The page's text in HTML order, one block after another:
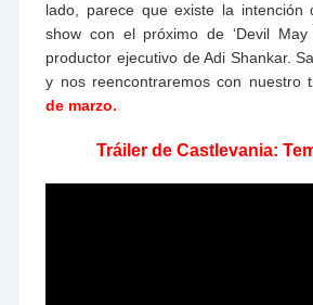
lado, parece que existe la intención
show con el próximo de ‘Devil May
productor ejecutivo de Adi Shankar.
y nos reencontraremos con nuestro
de marzo.
Tráiler de Castlevania: